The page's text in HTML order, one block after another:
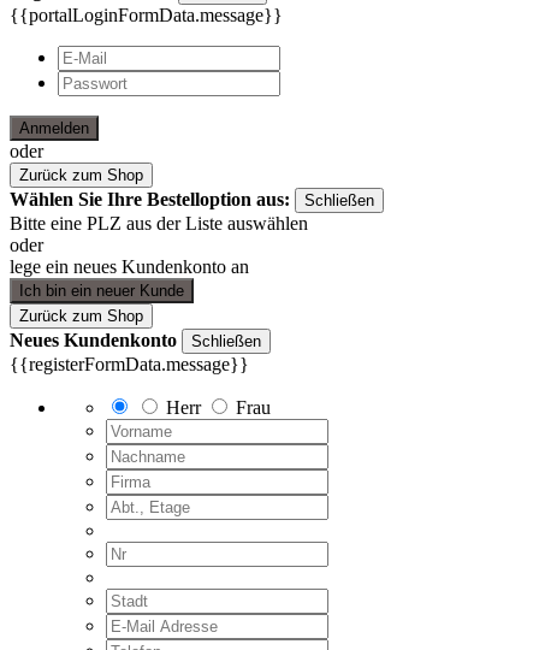
{{portalLoginFormData.message}}
Anmelden
oder
Zurück zum Shop
Wählen Sie Ihre Bestelloption aus: Schließen
Bitte eine PLZ aus der Liste auswählen
oder
lege ein neues Kundenkonto an
Ich bin ein neuer Kunde
Zurück zum Shop
Neues Kundenkonto Schließen
{{registerFormData.message}}
Herr Frau